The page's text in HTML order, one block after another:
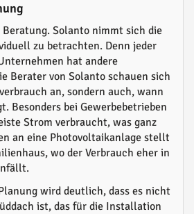
Solanto nimmt sich die
zu betrachten. Denn jeder
hat andere
Berater von Solanto schauen sich
an, sondern auch, wann
Besonders bei Gewerbebetrieben
Strom verbraucht, was ganz
an eine Photovoltaikanlage stellt
wo der Verbrauch eher in
wird deutlich, dass es nicht
ist, das für die Installation